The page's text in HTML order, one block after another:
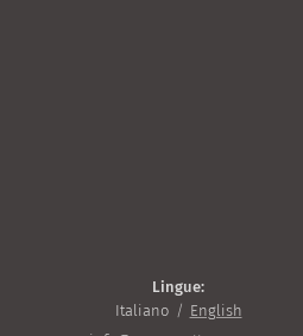
Lingue
Italiano
English